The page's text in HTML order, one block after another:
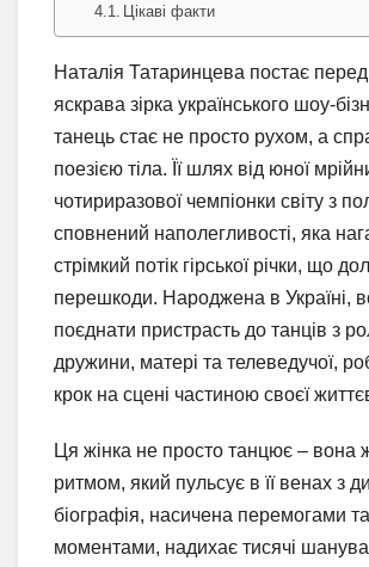
Цікаві факти
Наталія Татаринцева постає
яскрава зірка українського шоу-
танець стає не просто рухом, а
поезією тіла. Її шлях від юної
чотириразової чемпіонки світу з
сповнений наполегливості, яка
стрімкий потік гірської річки, що
перешкоди. Народжена в Україні,
поєднати пристрасть до танців з
дружини, матері та телеведучої,
крок на сцені частиною своєї
Ця жінка не просто танцює – вона
ритмом, який пульсує в її венах з
біографія, насичена перемогами
моментами, надихає тисячі